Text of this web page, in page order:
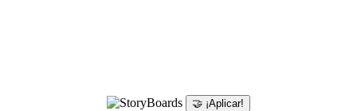
🤝 ¡Aplicar!